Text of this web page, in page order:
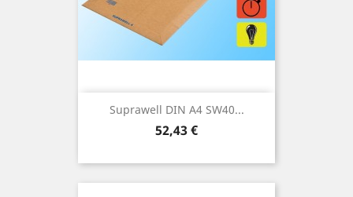
Suprawell DIN A4 SW40...
Preis
52,43 €